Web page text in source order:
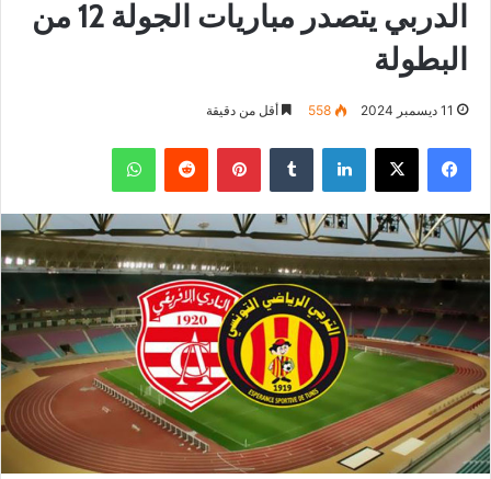
الدربي يتصدر مباريات الجولة 12 من
البطولة
11 ديسمبر 2024 558 أقل من دقيقة
فيسبوك ‫X لينكدإن بينتيريست واتساب